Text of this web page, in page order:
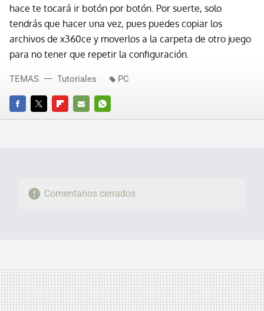
hace te tocará ir botón por botón. Por suerte, solo
tendrás que hacer una vez, pues puedes copiar los
archivos de x360ce y moverlos a la carpeta de otro juego
para no tener que repetir la configuración.
FACEBOOKTWITTERFLIPBOARD
E-
WHATSAPP
TEMAS Tutoriales PC
Comentarios cerrados